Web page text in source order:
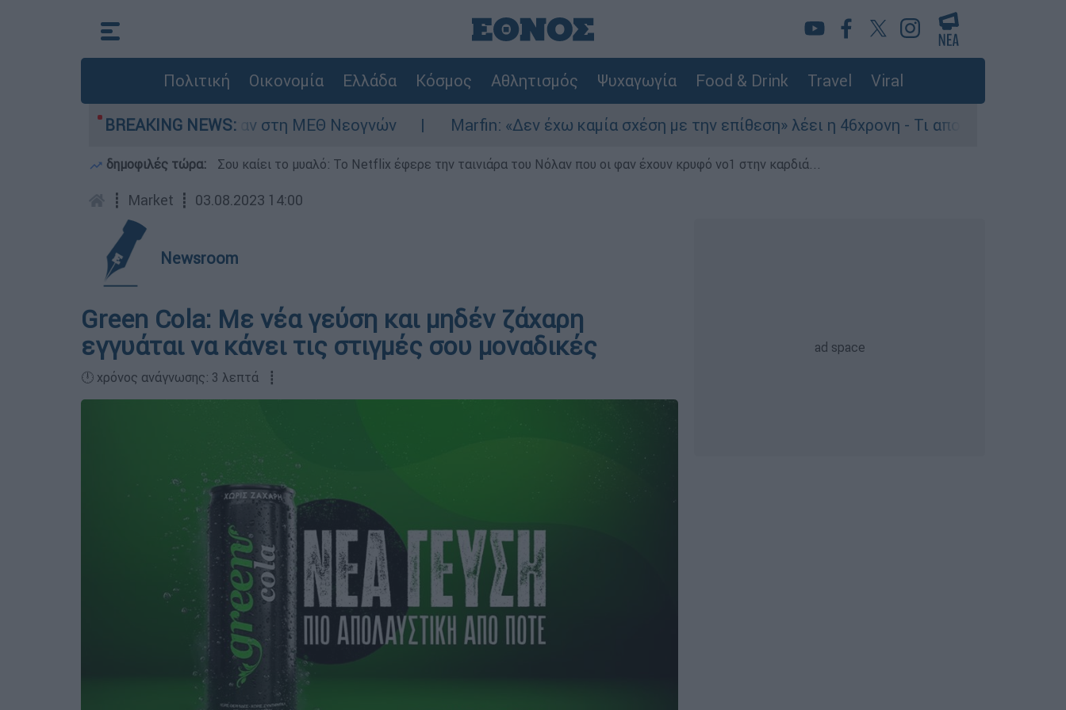
Πολιτική Οικονομία Ελλάδα Κόσμος Αθλητισμός Ψυχαγωγία Food & Drink Travel Viral
BREAKING NEWS:
ημερών - Νοσηλευόταν στη ΜΕΘ Νεογνών Marfin: «Δεν έχω καμία σχέση με την επίθεση» λέει η 46χρονη - Τι αποκάλυψε στους
δημοφιλές τώρα: Σου καίει το μυαλό: Το Netflix έφερε την ταινιάρα του Νόλαν που οι φαν έχουν κρυφό νο1 στην καρδιά...
┋ Market ┋ 03.08.2023 14:00
Newsroom
Green Cola: Με νέα γεύση και μηδέν ζάχαρη
εγγυάται να κάνει τις στιγμές σου μοναδικές
🕛 χρόνος ανάγνωσης: 3 λεπτά ┋